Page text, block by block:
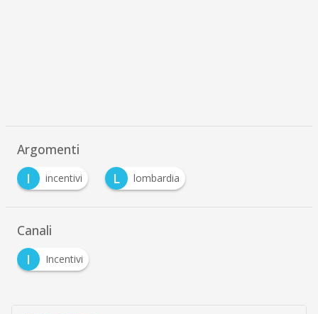
Argomenti
I
incentivi L lombardia
Canali
I
Incentivi